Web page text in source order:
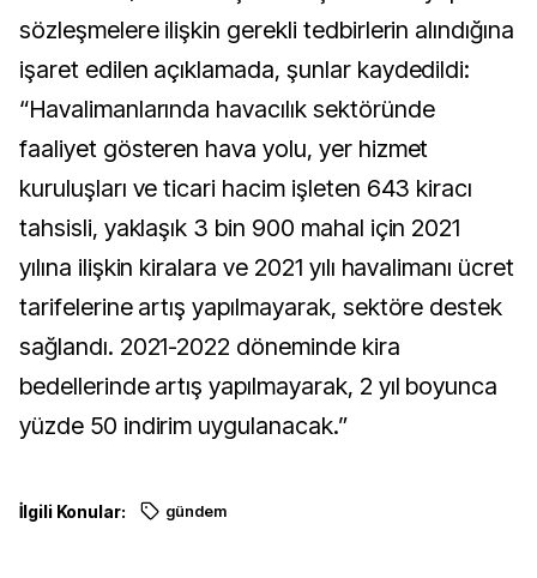
sözleşmelere ilişkin gerekli tedbirlerin alındığına
işaret edilen açıklamada, şunlar kaydedildi:
“Havalimanlarında havacılık sektöründe
faaliyet gösteren hava yolu, yer hizmet
kuruluşları ve ticari hacim işleten 643 kiracı
tahsisli, yaklaşık 3 bin 900 mahal için 2021
yılına ilişkin kiralara ve 2021 yılı havalimanı ücret
tarifelerine artış yapılmayarak, sektöre destek
sağlandı. 2021-2022 döneminde kira
bedellerinde artış yapılmayarak, 2 yıl boyunca
yüzde 50 indirim uygulanacak.”
İlgili Konular: gündem